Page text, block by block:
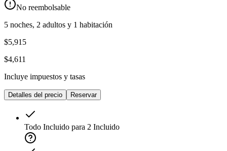
No reembolsable
5 noches, 2 adultos y 1 habitación
$5,915
$4,611
Incluye impuestos y tasas
Detalles del precio Reservar
Todo Incluido para 2 Incluido